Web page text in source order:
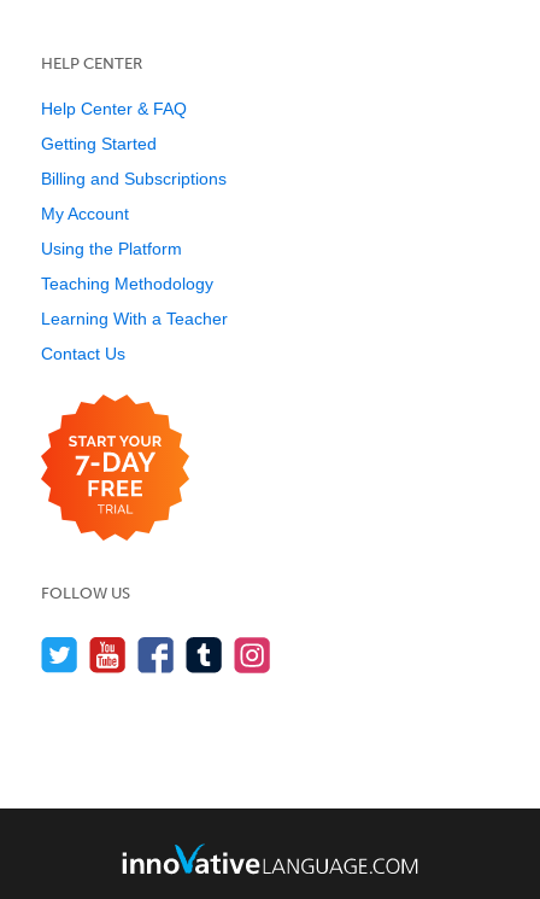
HELP CENTER
Help Center & FAQ
Getting Started
Billing and Subscriptions
My Account
Using the Platform
Teaching Methodology
Learning With a Teacher
Contact Us
FOLLOW US